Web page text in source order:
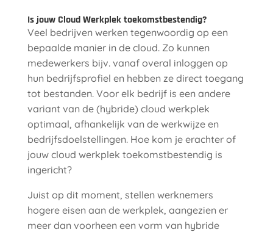
Is jouw Cloud Werkplek toekomstbestendig?
Veel bedrijven werken tegenwoordig op een
bepaalde manier in de cloud. Zo kunnen
medewerkers bijv. vanaf overal inloggen op
hun bedrijfsprofiel en hebben ze direct toegang
tot bestanden. Voor elk bedrijf is een andere
variant van de (hybride) cloud werkplek
optimaal, afhankelijk van de werkwijze en
bedrijfsdoelstellingen. Hoe kom je erachter of
jouw cloud werkplek toekomstbestendig is
ingericht?
Juist op dit moment, stellen werknemers
hogere eisen aan de werkplek, aangezien er
meer dan voorheen een vorm van hybride